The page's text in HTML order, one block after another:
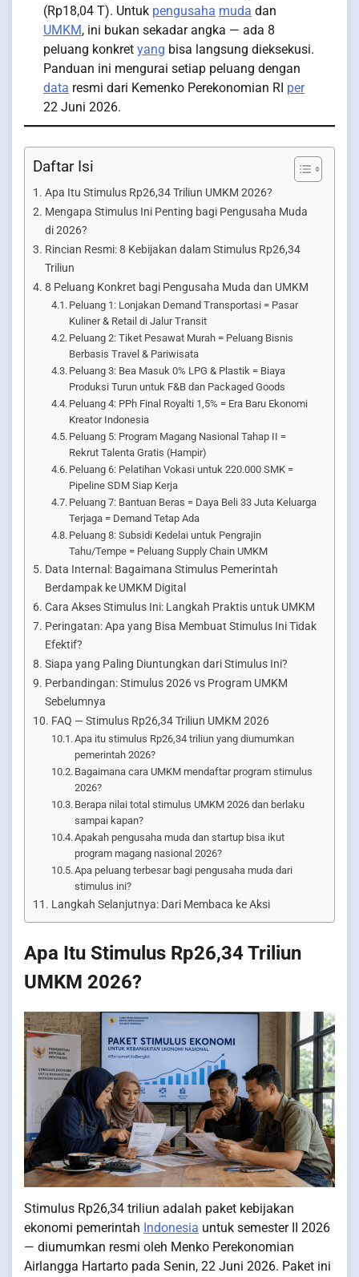
(Rp18,04 T). Untuk pengusaha muda dan
UMKM, ini bukan sekadar angka — ada 8
peluang konkret yang bisa langsung dieksekusi.
Panduan ini mengurai setiap peluang dengan
data resmi dari Kemenko Perekonomian RI per
22 Juni 2026.
Daftar Isi
Apa Itu Stimulus Rp26,34 Triliun UMKM 2026?
Mengapa Stimulus Ini Penting bagi Pengusaha Muda
di 2026?
Rincian Resmi: 8 Kebijakan dalam Stimulus Rp26,34
Triliun
8 Peluang Konkret bagi Pengusaha Muda dan UMKM
Peluang 1: Lonjakan Demand Transportasi = Pasar
Kuliner & Retail di Jalur Transit
Peluang 2: Tiket Pesawat Murah = Peluang Bisnis
Berbasis Travel & Pariwisata
Peluang 3: Bea Masuk 0% LPG & Plastik = Biaya
Produksi Turun untuk F&B dan Packaged Goods
Peluang 4: PPh Final Royalti 1,5% = Era Baru Ekonomi
Kreator Indonesia
Peluang 5: Program Magang Nasional Tahap II =
Rekrut Talenta Gratis (Hampir)
Peluang 6: Pelatihan Vokasi untuk 220.000 SMK =
Pipeline SDM Siap Kerja
Peluang 7: Bantuan Beras = Daya Beli 33 Juta Keluarga
Terjaga = Demand Tetap Ada
Peluang 8: Subsidi Kedelai untuk Pengrajin
Tahu/Tempe = Peluang Supply Chain UMKM
Data Internal: Bagaimana Stimulus Pemerintah
Berdampak ke UMKM Digital
Cara Akses Stimulus Ini: Langkah Praktis untuk UMKM
Peringatan: Apa yang Bisa Membuat Stimulus Ini Tidak
Efektif?
Siapa yang Paling Diuntungkan dari Stimulus Ini?
Perbandingan: Stimulus 2026 vs Program UMKM
Sebelumnya
FAQ — Stimulus Rp26,34 Triliun UMKM 2026
Apa itu stimulus Rp26,34 triliun yang diumumkan
pemerintah 2026?
Bagaimana cara UMKM mendaftar program stimulus
2026?
Berapa nilai total stimulus UMKM 2026 dan berlaku
sampai kapan?
Apakah pengusaha muda dan startup bisa ikut
program magang nasional 2026?
Apa peluang terbesar bagi pengusaha muda dari
stimulus ini?
Langkah Selanjutnya: Dari Membaca ke Aksi
Apa Itu Stimulus Rp26,34 Triliun
UMKM 2026?
Stimulus Rp26,34 triliun adalah paket kebijakan
ekonomi pemerintah Indonesia untuk semester II 2026
— diumumkan resmi oleh Menko Perekonomian
Airlangga Hartarto pada Senin, 22 Juni 2026. Paket ini